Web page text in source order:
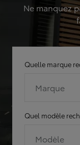
Ne manquez
Quelle marque
Marque
Quel modèle
Modèle